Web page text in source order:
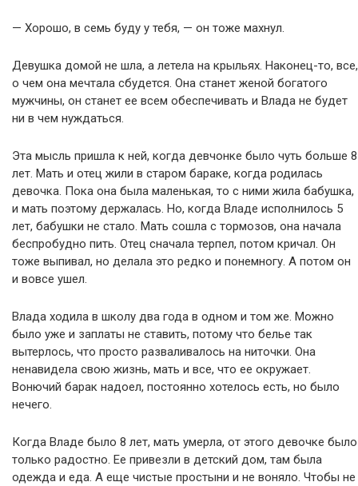
— Хорошо, в семь буду у тебя, — он тоже махнул.
Девушка домой не шла, а летела на крыльях. Наконец-то, все,
о чем она мечтала сбудется. Она станет женой богатого
мужчины, он станет ее всем обеспечивать и Влада не будет
ни в чем нуждаться.
Эта мысль пришла к ней, когда девчонке было чуть больше 8
лет. Мать и отец жили в старом бараке, когда родилась
девочка. Пока она была маленькая, то с ними жила бабушка,
и мать поэтому держалась. Но, когда Владе исполнилось 5
лет, бабушки не стало. Мать сошла с тормозов, она начала
беспробудно пить. Отец сначала терпел, потом кричал. Он
тоже выпивал, но делала это редко и понемногу. А потом он
и вовсе ушел.
Влада ходила в школу два года в одном и том же. Можно
было уже и заплаты не ставить, потому что белье так
вытерлось, что просто разваливалось на ниточки. Она
ненавидела свою жизнь, мать и все, что ее окружает.
Вонючий барак надоел, постоянно хотелось есть, но было
нечего.
Когда Владе было 8 лет, мать умерла, от этого девочке было
только радостно. Ее привезли в детский дом, там была
одежда и еда. А еще чистые простыни и не воняло. Чтобы не